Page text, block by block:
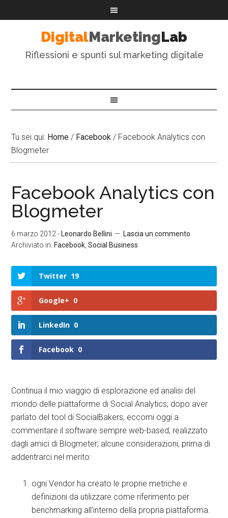
DigitalMarketingLab
Riflessioni e spunti sul marketing digitale
Tu sei qui: Home / Facebook / Facebook Analytics con
Blogmeter
Facebook Analytics con
Blogmeter
6 marzo 2012 - Leonardo Bellini
Lascia un commento
Archiviato in: Facebook ,Social Business
Twitter 19
Google+ 0
LinkedIn 0
Facebook 0
Continua il mio viaggio di esplorazione ed analisi del
mondo delle piattaforme di Social Analytics; dopo aver
parlato del tool di SocialBakers, eccomi oggi a
commentare il software sempre web-based, realizzato
dagli amici di Blogmeter; alcune considerazioni, prima di
addentrarci nel merito:
ogni Vendor ha creato le proprie metriche e
definizioni da utilizzare come riferimento per
benchmarking all’interno della propria piattaforma.